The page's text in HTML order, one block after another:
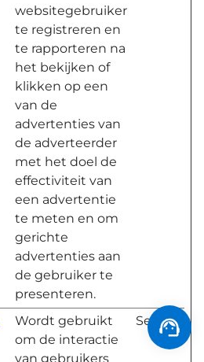
websitegebruiker
te registreren en
te rapporteren na
het bekijken of
klikken op een
van de
advertenties van
de adverteerder
met het doel de
effectiviteit van
een advertentie
te meten en om
gerichte
advertenties aan
de gebruiker te
presenteren.
Wordt gebruikt
om de interactie
van gebruikers
Sessie